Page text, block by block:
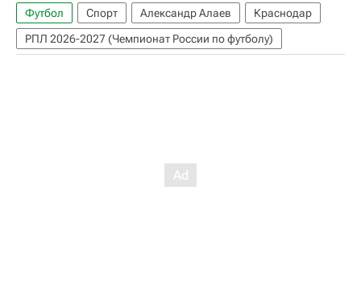
Футбол Спорт Александр Алаев
Краснодар
РПЛ 2026-2027 (Чемпионат России по футболу)